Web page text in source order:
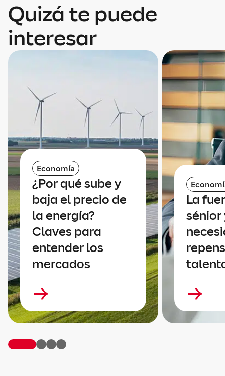
Quizá te puede
interesar
Economía
¿Por qué sube y
baja el precio de
la energía?
Claves para
entender los
mercados
La
sénior